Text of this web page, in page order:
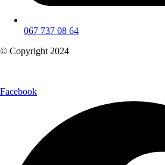
067 737 08 64
© Copyright 2024
Facebook